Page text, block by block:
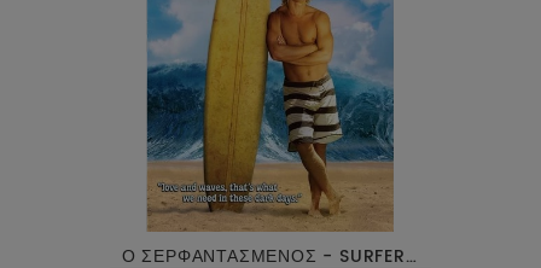
Ο ΣΕΡΦΑΝΤΑΣΜΕΝΟΣ - SURFER DUDE DVD USED